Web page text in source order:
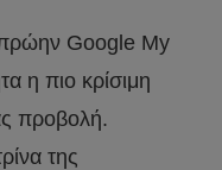
Google My
η πιο κρίσιμη
προβολή.
της